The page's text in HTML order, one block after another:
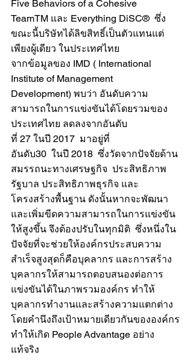
Five Behaviors of a Cohesive
TeamTM และ Everything DiSC®  ซึ่ง
ขณะนี้บริษัทได้ลิขสิทธิ์เป็นตัวแทนแต่
เพียงผู้เดียว ในประเทศไทย
จากข้อมูลของ IMD ( International
Institute of Management
Development) พบว่า อันดับความ
สามารถในการแข่งขันได้โดยรวมของ
ประเทศไทย ลดลงจากอันดับ
ที่ 27 ในปี 2017  มาอยู่ที่
อันดับ30  ในปี 2018  ซึ่งวัดจากปัจจัยด้าน
สมรรถนะทางเศรษฐกิจ  ประสิทธิภาพ
รัฐบาล ประสิทธิภาพธุรกิจ และ
โครงสร้างพื้นฐาน ดังนั้นหากจะพัฒนา
และเพิ่มขีดความสามารถในการแข่งขัน
ให้สูงขึ้น จึงต้องปรับในทุกมิติ  ซึ่งหนึ่งใน
ปัจจัยที่จะช่วยให้องค์กรประสบความ
สำเร็จสูงสุดก็คือบุคลากร และการสร้าง
บุคลากรให้สามารถตอบสนองต่อการ
แข่งขันได้ในภาพรวมองค์กร ทำให้
บุคลากรทำงานและสร้างความแตกต่าง
โดยคำนึงถึงเป้าหมายเดียวกันขององค์กร
ทำให้เกิด People Advantage อย่าง
แท้จริง